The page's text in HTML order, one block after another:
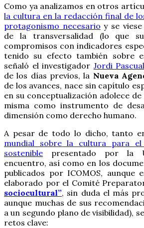
Como ya analizamos en otros
la cultura en la redacción final de
protagonismo necesario y se
de la transversalidad (lo que
compromisos con indicadores
tenido su efecto también sobre
señaló el investigador Jordi Pascual
de los días previos, la Nueva
de los avances, nace sin capítulo
en su conceptualización adolece
misma como instrumento de
dimensión como derecho humano.
A pesar de todo lo dicho, tanto
mundial sobre la cultura para el
sostenible presentado por la
encuentro, así como en los
publicados por ICOMOS, aunque
elaborado por el Comité
sociocultural”, sin duda el más
aunque muchas de sus
a un segundo plano de visibilidad),
retos clave: